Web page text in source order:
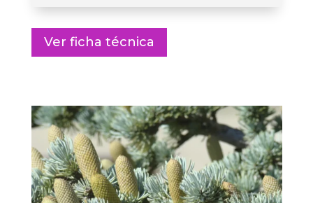
Ver ficha técnica